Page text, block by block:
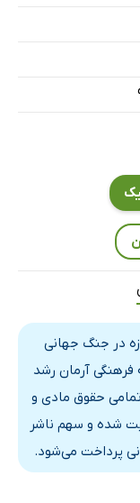
199 روز مبارزه در جنگ جهانی
آرمان رشد
حقوق مادی و
شده و سهم ناشر
پرداخت می‌شود.